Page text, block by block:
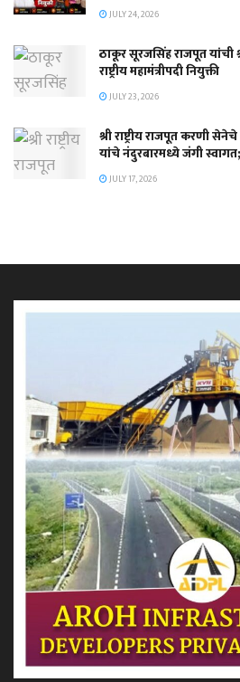
JULY 24, 2026
ठाकूर सूरजसिंह राजपूत यांची
राष्ट्रीय महामंत्रीपदी नियुक्ती
JULY 23, 2026
श्री राष्ट्रीय राजपूत करणी
यांचे नंदुरबारमध्ये जंगी
JULY 17, 2026